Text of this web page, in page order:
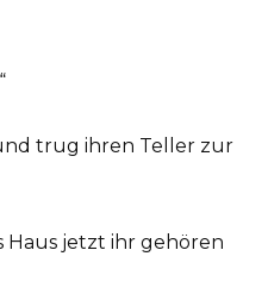
trug ihren Teller zur
Haus jetzt ihr gehören